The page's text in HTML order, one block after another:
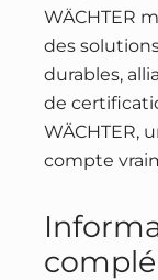
WÄCHTER
des
durables,
de
WÄCHTER,
compte